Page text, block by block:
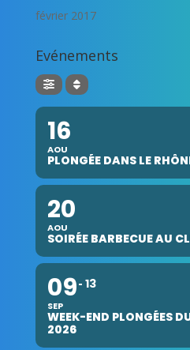
février 2017
Evénements
16
AOU
PLONGÉE DANS LE
20
AOU
SOIRÉE BARBECUE AU
09
SEP
13
WEEK-END PLONGÉES
2026